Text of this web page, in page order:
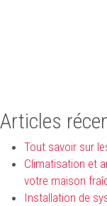
Articles
Tout savoir sur
Climatisation et
votre maison
Installation de